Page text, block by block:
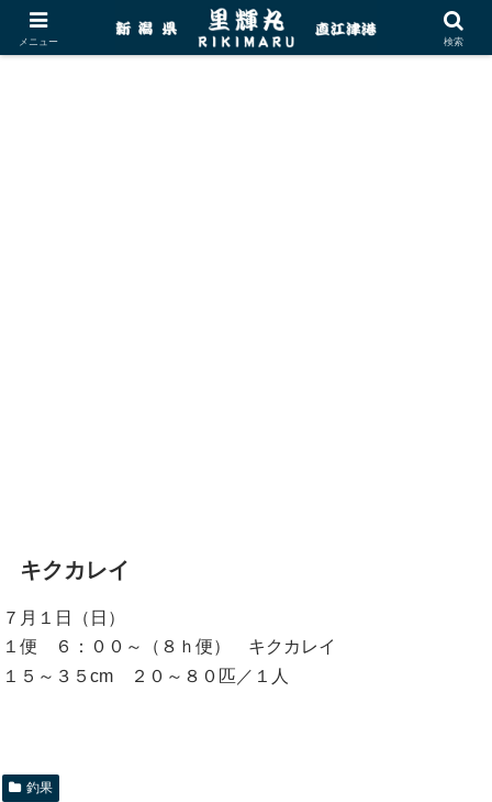
キクカレイ
７月１日（日）
１便 ６：００～（８ｈ便） キクカレイ
１５～３５cm ２０～８０匹／１人
釣果
メニュー 検索